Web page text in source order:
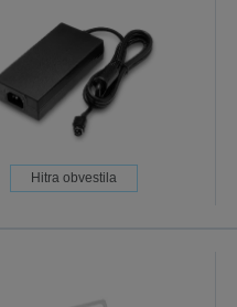
Hitra obvestila